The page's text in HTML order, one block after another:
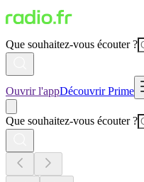
Que souhaitez-vous écouter ?
Ouvrir l'appDécouvrir Prime
Que souhaitez-vous écouter ?